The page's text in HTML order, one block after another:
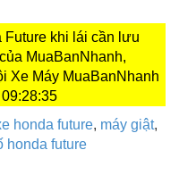
Future khi lái cần lưu
MuaBanNhanh,
Xe Máy MuaBanNhanh
honda future, máy giật,
honda future